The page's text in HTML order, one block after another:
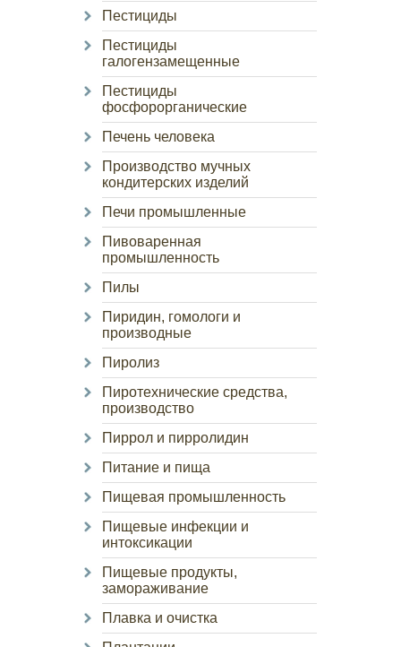
Пестициды
Пестициды
галогензамещенные
Пестициды
фосфорорганические
Печень человека
Производство мучных
кондитерских изделий
Печи промышленные
Пивоваренная
промышленность
Пилы
Пиридин, гомологи и
производные
Пиролиз
Пиротехнические средства,
производство
Пиррол и пирролидин
Питание и пища
Пищевая промышленность
Пищевые инфекции и
интоксикации
Пищевые продукты,
замораживание
Плавка и очистка